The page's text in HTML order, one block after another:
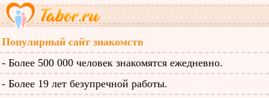
Популярный сайт знакомств
- Более 500 000 человек знакомятся ежедневно.
- Более 19 лет безупречной работы.